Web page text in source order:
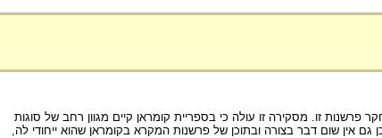
זו. מסקירה זו עולה כי בספריית קומראן קיים מגוון רחב של סוגות
אין שום דבר בצורה ובתוכן של פרשנות המקרא בקומראן שהוא ייחודי לה,